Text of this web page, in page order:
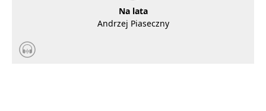
Na lata
Andrzej Piaseczny